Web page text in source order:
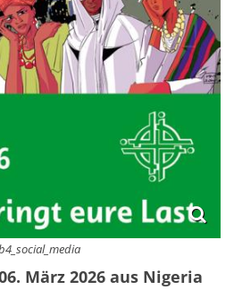
März 2026 aus Nigeria